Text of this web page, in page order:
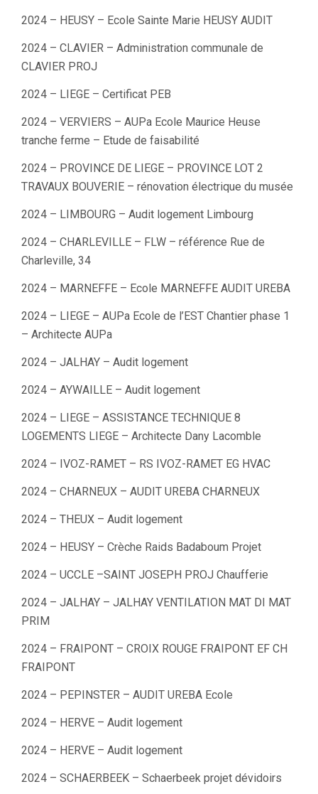
2024 – HEUSY – Ecole Sainte Marie HEUSY AUDIT
2024 – CLAVIER – Administration communale de
CLAVIER PROJ
2024 – LIEGE – Certificat PEB
2024 – VERVIERS – AUPa Ecole Maurice Heuse
tranche ferme – Etude de faisabilité
2024 – PROVINCE DE LIEGE – PROVINCE LOT 2
TRAVAUX BOUVERIE – rénovation électrique du musée
2024 – LIMBOURG – Audit logement Limbourg
2024 – CHARLEVILLE – FLW – référence Rue de
Charleville, 34
2024 – MARNEFFE – Ecole MARNEFFE AUDIT UREBA
2024 – LIEGE – AUPa Ecole de l’EST Chantier phase 1
– Architecte AUPa
2024 – JALHAY – Audit logement
2024 – AYWAILLE – Audit logement
2024 – LIEGE – ASSISTANCE TECHNIQUE 8
LOGEMENTS LIEGE – Architecte Dany Lacomble
2024 – IVOZ-RAMET – RS IVOZ-RAMET EG HVAC
2024 – CHARNEUX – AUDIT UREBA CHARNEUX
2024 – THEUX – Audit logement
2024 – HEUSY – Crèche Raids Badaboum Projet
2024 – UCCLE –SAINT JOSEPH PROJ Chaufferie
2024 – JALHAY – JALHAY VENTILATION MAT DI MAT
PRIM
2024 – FRAIPONT – CROIX ROUGE FRAIPONT EF CH
FRAIPONT
2024 – PEPINSTER – AUDIT UREBA Ecole
2024 – HERVE – Audit logement
2024 – HERVE – Audit logement
2024 – SCHAERBEEK – Schaerbeek projet dévidoirs